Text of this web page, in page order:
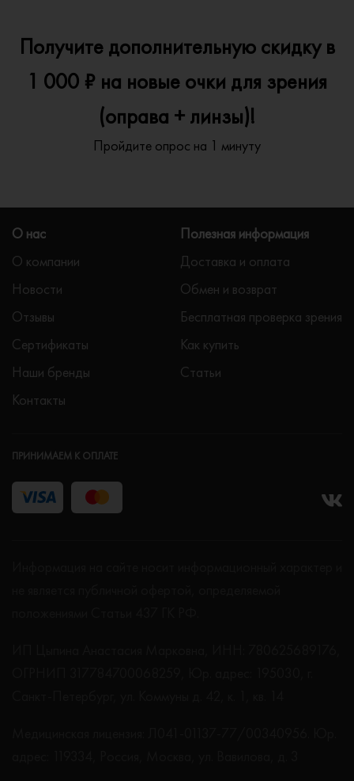
Получите дополнительную скидку в
1 000 ₽ на новые очки для зрения
(оправа + линзы)!
Пройдите опрос на 1 минуту
О нас
О компании
Новости
Отзывы
Сертификаты
Наши бренды
Контакты
Полезная информация
Доставка и оплата
Обмен и возврат
Бесплатная проверка зрения
Как купить
Статьи
ПРИНИМАЕМ К ОПЛАТЕ